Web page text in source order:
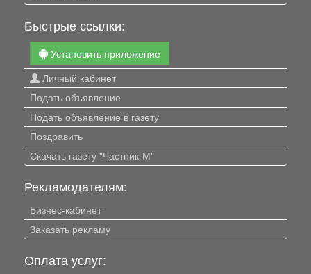
Быстрые ссылки:
Установить приложение
Личный кабинет
Подать объявление
Подать объявление в газету
Поздравить
Скачать газету "Частник-М"
Рекламодателям:
Бизнес-кабинет
Заказать рекламу
Оплата услуг: